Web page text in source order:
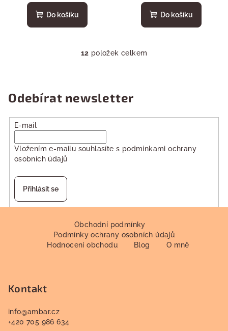
Do košíku Do košíku
O
á
d
a
p
v
ý
p
i
12 položek celkem
Odebírat newsletter
E-mail
Vložením e-mailu souhlasíte s podmínkami ochrany
osobních údajů
Přihlásit se
Obchodní podmínky
Podmínky ochrany osobních údajů
Hodnocení obchodu
Blog O mně
Kontakt
info@ambar.cz
+420 705 986 634